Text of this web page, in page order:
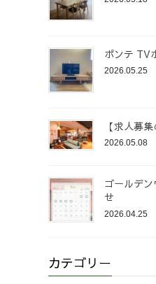
ポンテ TV
2026.05.25
【求人募
2026.05.08
ゴールデ
せ
2026.04.25
カテゴリー